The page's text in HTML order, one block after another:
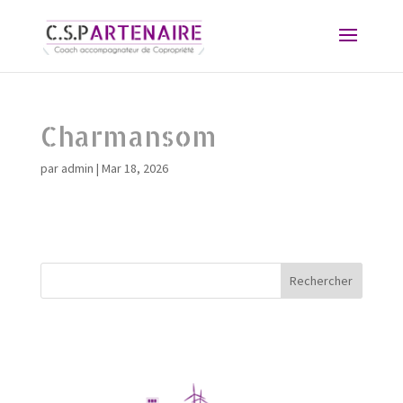
Charmansom
par admin | Mar 18, 2026